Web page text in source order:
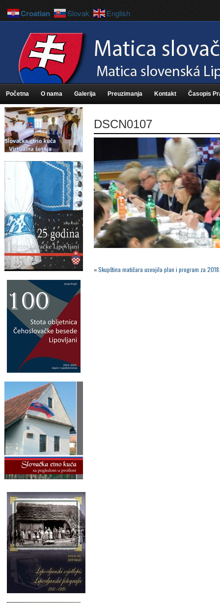
Početna O nama Galerija Preuzimanja Kontakt Časopis
DSCN0107
«Skupština matičara usvojila plan i program za
Croatian Slovak English